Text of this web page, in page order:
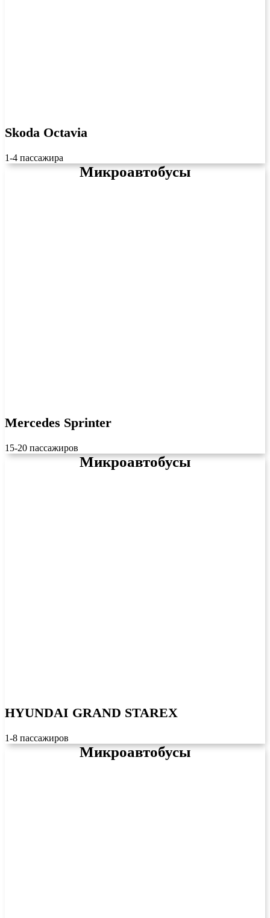
Skoda Octavia
1-4 пассажира
Микроавтобусы
Mercedes Sprinter
15-20 пассажиров
Микроавтобусы
HYUNDAI GRAND STAREX
1-8 пассажиров
Микроавтобусы